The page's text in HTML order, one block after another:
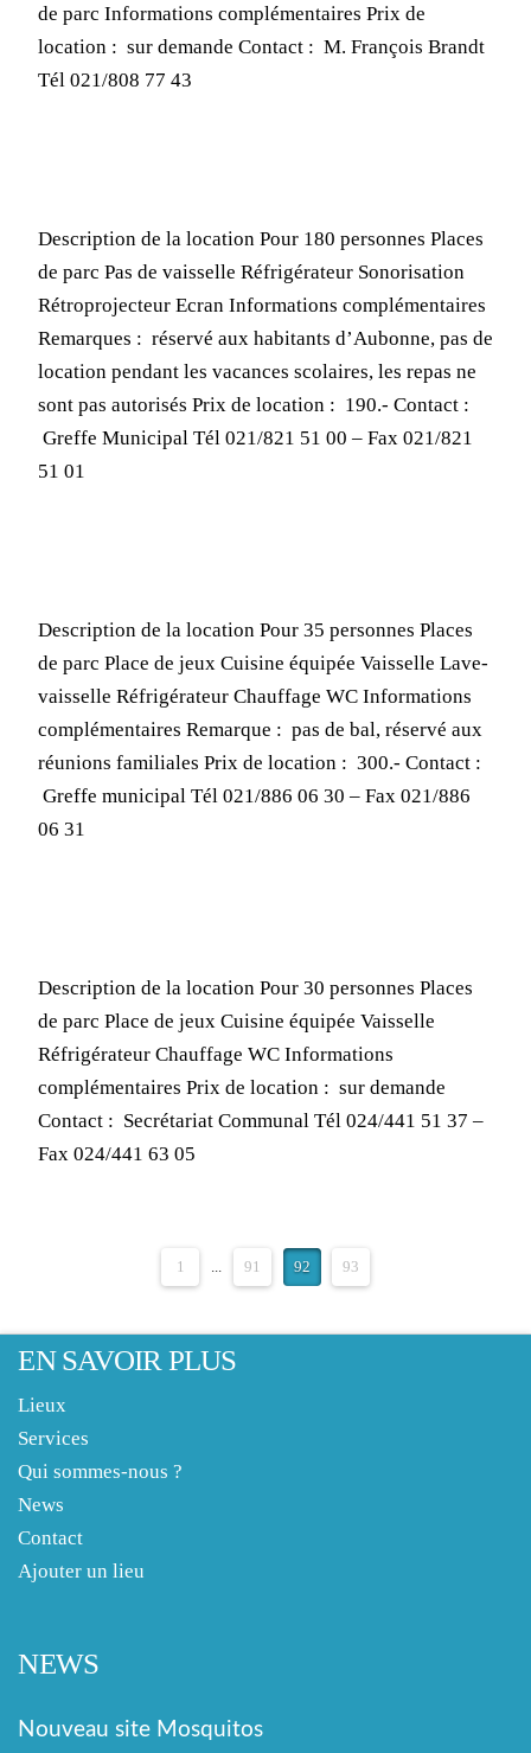
de parc Informations complémentaires Prix de
location : sur demande Contact : M. François Brandt
Tél 021/808 77 43
Description de la location Pour 180 personnes Places
de parc Pas de vaisselle Réfrigérateur Sonorisation
Rétroprojecteur Ecran Informations complémentaires
Remarques : réservé aux habitants d’Aubonne, pas de
location pendant les vacances scolaires, les repas ne
sont pas autorisés Prix de location : 190.- Contact :
Greffe Municipal Tél 021/821 51 00 – Fax 021/821
51 01
Description de la location Pour 35 personnes Places
de parc Place de jeux Cuisine équipée Vaisselle Lave-
vaisselle Réfrigérateur Chauffage WC Informations
complémentaires Remarque : pas de bal, réservé aux
réunions familiales Prix de location : 300.- Contact :
Greffe municipal Tél 021/886 06 30 – Fax 021/886
06 31
Description de la location Pour 30 personnes Places
de parc Place de jeux Cuisine équipée Vaisselle
Réfrigérateur Chauffage WC Informations
complémentaires Prix de location : sur demande
Contact : Secrétariat Communal Tél 024/441 51 37 –
Fax 024/441 63 05
1 91 92 93
EN SAVOIR PLUS
Lieux
Services
Qui sommes-nous ?
News
Contact
Ajouter un lieu
NEWS
Nouveau site Mosquitos